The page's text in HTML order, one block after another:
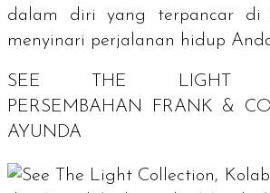
dalam diri yang terpancar di
menyinari perjalanan hidup
SEE THE LIGHT
PERSEMBAHAN FRANK &
AYUNDA